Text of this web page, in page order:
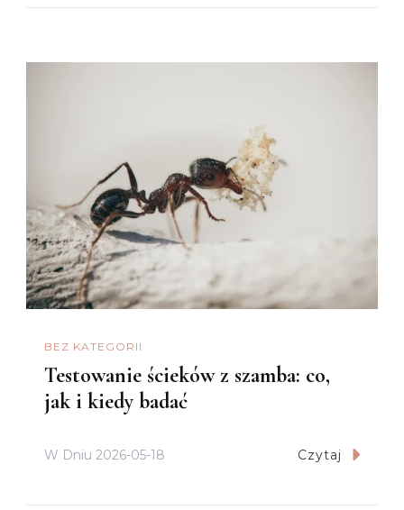
BEZ KATEGORII
Testowanie ścieków z szamba: co,
jak i kiedy badać
W Dniu 2026-05-18 Czytaj